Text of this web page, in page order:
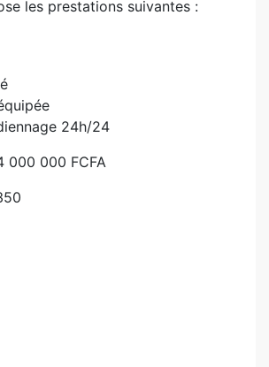
les prestations suivantes :
24h/24
000 000 FCFA